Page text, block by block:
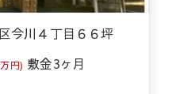
今川４丁目６６坪
円) 敷金3ヶ月